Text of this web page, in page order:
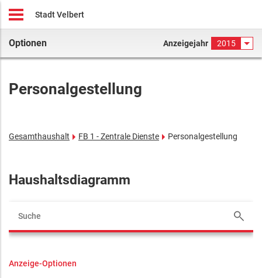
Stadt Velbert
Optionen Anzeigejahr 2015
Personalgestellung
Gesamthaushalt FB 1 - Zentrale Dienste Personalgestellung
Haushaltsdiagramm
Anzeige-Optionen